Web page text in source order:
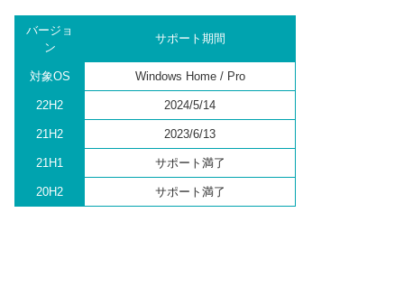
バージョ
ン
サポート期間
対象OS Windows Home / Pro
22H2 2024/5/14
21H2 2023/6/13
21H1 サポート満了
20H2 サポート満了